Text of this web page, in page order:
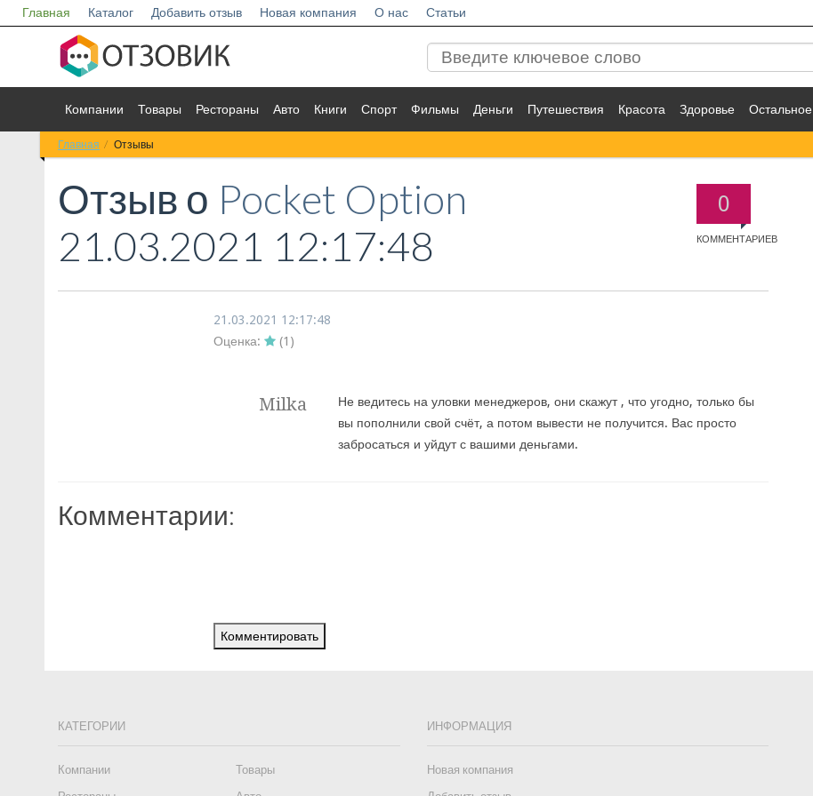
Главная Каталог Добавить отзыв Новая компания О нас Статьи
Компании Товары Рестораны Авто Книги Спорт Фильмы Деньги Путешествия Красота Здоровье Остальное
Главная Отзывы
0
КОММЕНТАРИЕВ
Отзыв о Pocket Option
21.03.2021 12:17:48
21.03.2021 12:17:48
Оценка:
(1 )
Milka
Не ведитесь на уловки менеджеров, они скажут , что угодно, только бы
вы пополнили свой счёт, а потом вывести не получится. Вас просто
забросаться и уйдут с вашими деньгами.
Комментарии:
Комментировать
КАТЕГОРИИ
Компании
Товары
ИНФОРМАЦИЯ
Новая компания